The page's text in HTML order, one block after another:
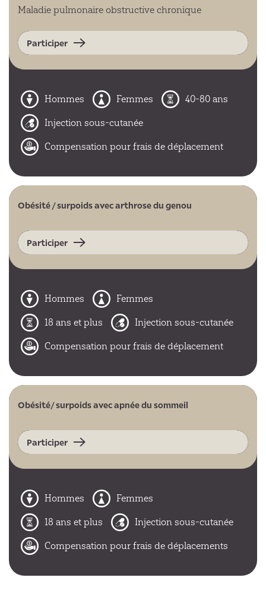
Maladie pulmonaire obstructive chronique
Participer
Hommes Femmes 40-80 ans
Injection sous-cutanée
Compensation pour frais de déplacement
Obésité / surpoids avec arthrose du genou
Participer
Hommes Femmes
18 ans et plus Injection sous-cutanée
Compensation pour frais de déplacement
Obésité/ surpoids avec apnée du sommeil
Participer
Hommes Femmes
18 ans et plus Injection sous-cutanée
Compensation pour frais de déplacements